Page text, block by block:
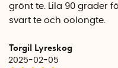
grönt te. Lila 90 grader
svart te och oolongte.
Torgil Lyreskog
2025-02-05